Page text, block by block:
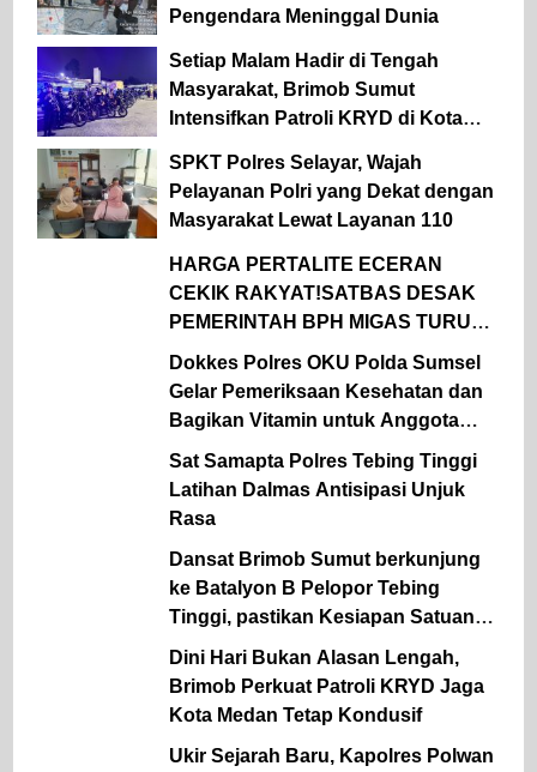
Pengendara Meninggal Dunia
Setiap Malam Hadir di Tengah
Masyarakat, Brimob Sumut
Intensifkan Patroli KRYD di Kota
SPKT Polres Selayar, Wajah
Pelayanan Polri yang Dekat dengan
Masyarakat Lewat Layanan 110
HARGA PERTALITE ECERAN
CEKIK RAKYAT!SATBAS DESAK
PEMERINTAH BPH MIGAS TURUN
TANGAN
Dokkes Polres OKU Polda Sumsel
Gelar Pemeriksaan Kesehatan dan
Bagikan Vitamin untuk Anggota
Polsek Semidang Aji
Sat Samapta Polres Tebing Tinggi
Latihan Dalmas Antisipasi Unjuk
Rasa
Dansat Brimob Sumut berkunjung
ke Batalyon B Pelopor Tebing
Tinggi, pastikan Kesiapan Satuan
dan dukung ketahanan Pangan
Dini Hari Bukan Alasan Lengah,
Brimob Perkuat Patroli KRYD Jaga
Kota Medan Tetap Kondusif
Ukir Sejarah Baru, Kapolres Polwan